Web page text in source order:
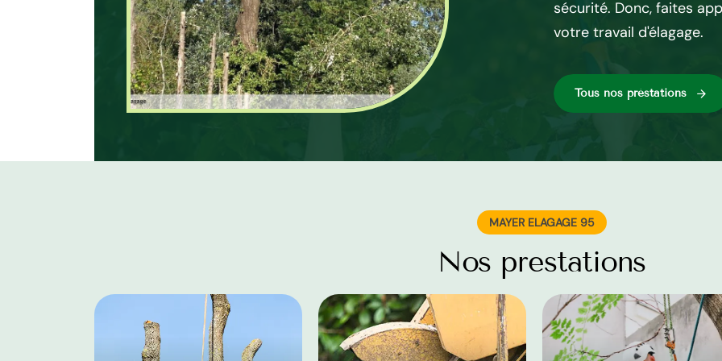
prestations de haute qualité dans tout le 95840 en
matière d’élagage d’arbre.
sécurité. Donc, faites
votre travail d'élagage.
Tous nos préstations
MAYER ELAGAGE 95
Nos prestations